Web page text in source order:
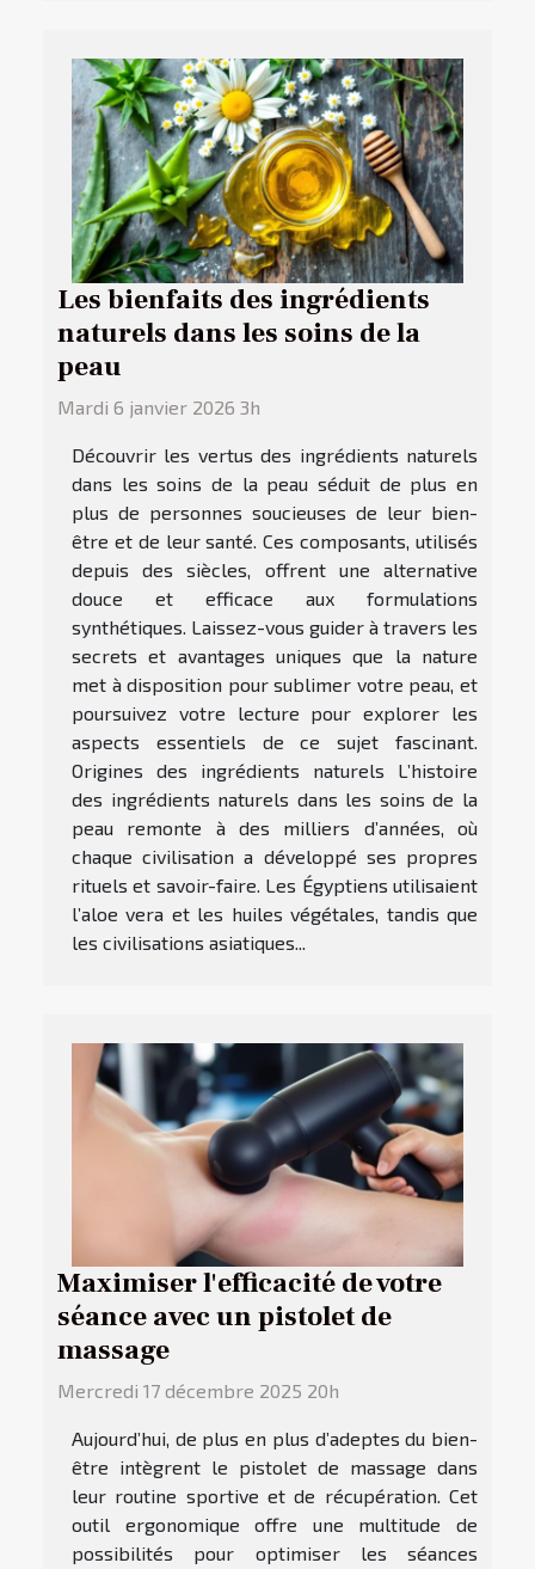
Les bienfaits des ingrédients
naturels dans les soins de la
peau
Mardi 6 janvier 2026 3h
Découvrir les vertus des ingrédients naturels
dans les soins de la peau séduit de plus en
plus de personnes soucieuses de leur bien-
être et de leur santé. Ces composants, utilisés
depuis des siècles, offrent une alternative
douce et efficace aux formulations
synthétiques. Laissez-vous guider à travers les
secrets et avantages uniques que la nature
met à disposition pour sublimer votre peau, et
poursuivez votre lecture pour explorer les
aspects essentiels de ce sujet fascinant.
Origines des ingrédients naturels L’histoire
des ingrédients naturels dans les soins de la
peau remonte à des milliers d’années, où
chaque civilisation a développé ses propres
rituels et savoir-faire. Les Égyptiens utilisaient
l’aloe vera et les huiles végétales, tandis que
les civilisations asiatiques...
Maximiser l'efficacité de votre
séance avec un pistolet de
massage
Mercredi 17 décembre 2025 20h
Aujourd’hui, de plus en plus d’adeptes du bien-
être intègrent le pistolet de massage dans
leur routine sportive et de récupération. Cet
outil ergonomique offre une multitude de
possibilités pour optimiser les séances